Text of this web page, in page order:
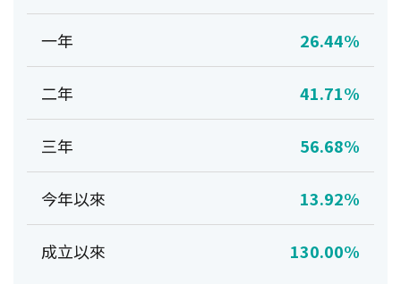
一年 26.44%
二年 41.71%
三年 56.68%
今年以來 13.92%
成立以來 130.00%